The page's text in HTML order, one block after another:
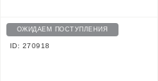
ОЖИДАЕМ ПОСТУПЛЕНИЯ
ID: 270918